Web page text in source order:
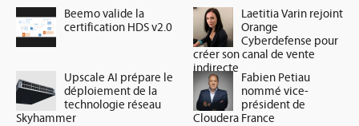
Beemo valide la
certification HDS v2.0
Laetitia Varin rejoint
Orange
Cyberdefense pour
créer son canal de vente
indirecte
Upscale AI prépare le
déploiement de la
technologie réseau
Skyhammer
Fabien Petiau
nommé vice-
président de
Cloudera France